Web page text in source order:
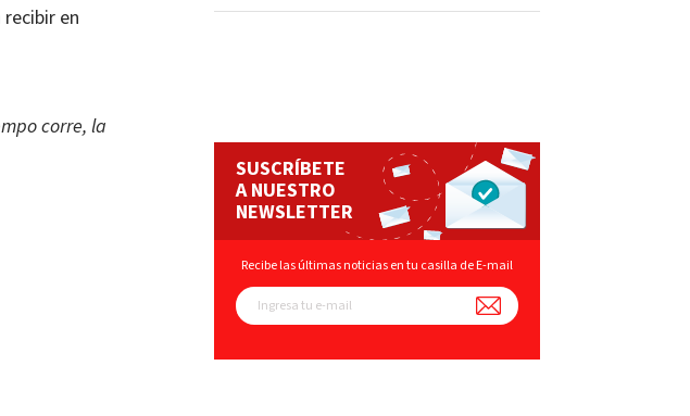
en
corre, la
SUSCRÍBETE
A NUESTRO
NEWSLETTER
Recibe las últimas noticias en tu casilla de E-mail